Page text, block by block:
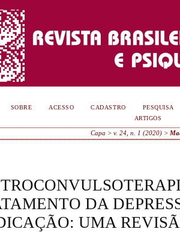
SOBRE ACESSO CADASTRO
PESQUISA
ARTIGOS
Capa > v. 24, n. 1 (2020)>
DA
UMA